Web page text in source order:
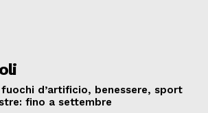
d’artificio, benessere, sport
fino a settembre